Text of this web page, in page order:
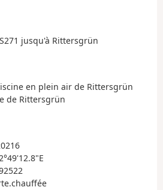
jusqu'à Rittersgrün
en plein air de Rittersgrün
de Rittersgrün